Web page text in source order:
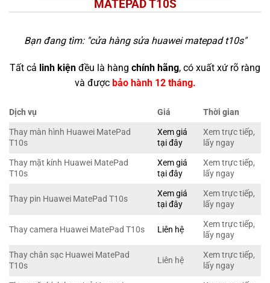
MATEPAD T10S
Bạn đang tìm: "cửa hàng sửa huawei matepad t10s"
Tất cả linh kiện đều là hàng chính hãng, có xuất xứ rõ ràng
và được bảo hành 12 tháng.
Dịch vụ Giá
Thời gian
Thay màn hình Huawei MatePad
T10s
Xem giá
tại đây
Xem trực tiếp,
lấy ngay
Thay mặt kính Huawei MatePad
T10s
Xem giá
tại đây
Xem trực tiếp,
lấy ngay
Thay pin Huawei MatePad T10s
Xem giá
tại đây
Xem trực tiếp,
lấy ngay
Thay camera Huawei MatePad T10s Liên hệ
Xem trực tiếp,
lấy ngay
Thay chân sạc Huawei MatePad
T10s
Liên hệ
Xem trực tiếp,
lấy ngay